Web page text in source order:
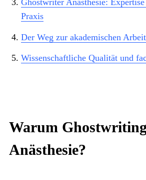
Ghostwriter Anästhesie:
Praxis
Der Weg zur akademischen
Wissenschaftliche Qualität und
Warum
Anästhesie?